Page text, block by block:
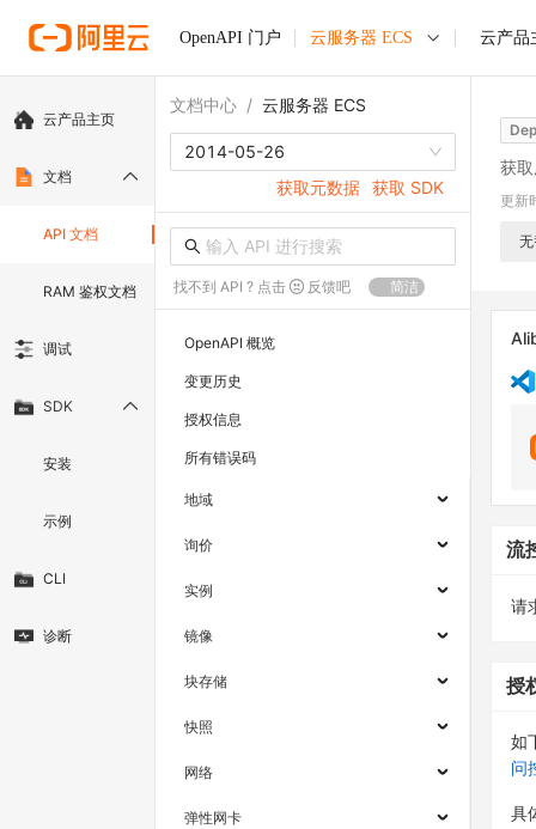
OpenAPI 门户 云服务器 ECS 云产品
云产品主页
文档
API 文档
RAM 鉴权文档
调试
SDK
安装
示例
CLI
诊断
文档中心 / 云服务器 ECS
2014-05-26
获取元数据 获取 SDK
找不到 API ? 点击 反馈吧 简洁
OpenAPI 概览
变更历史
授权信息
所有错误码
地域
询价
实例
镜像
块存储
快照
网络
弹性网卡
获
更新
流
请
授
如
问
具